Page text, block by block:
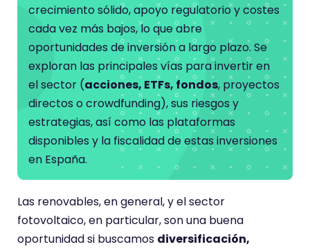
crecimiento sólido, apoyo regulatorio y costes
cada vez más bajos, lo que abre
oportunidades de inversión a largo plazo. Se
exploran las principales vías para invertir en
el sector (acciones, ETFs, fondos, proyectos
directos o crowdfunding), sus riesgos y
estrategias, así como las plataformas
disponibles y la fiscalidad de estas inversiones
en España.
Las renovables, en general, y el sector
fotovoltaico, en particular, son una buena
oportunidad si buscamos diversificación,